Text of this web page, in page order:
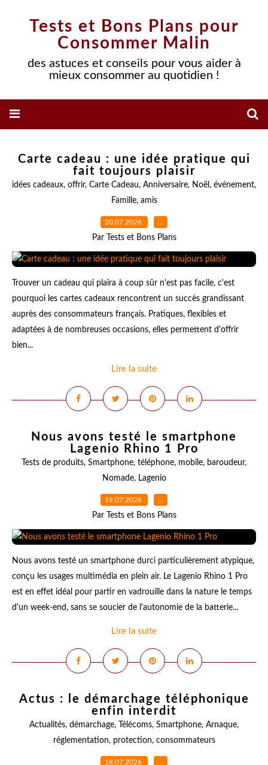
Tests et Bons Plans pour
Consommer Malin
des astuces et conseils pour vous aider à
mieux consommer au quotidien !
Carte cadeau : une idée pratique qui
fait toujours plaisir
idées cadeaux, offrir, Carte Cadeau, Anniversaire, Noël , événement,
Famille, amis
20.07.2026 …
Par Tests et Bons Plans
Trouver un cadeau qui plaira à coup sûr n'est pas facile, c'est
pourquoi les cartes cadeaux rencontrent un succès grandissant
auprès des consommateurs français. Pratiques, flexibles et
adaptées à de nombreuses occasions, elles permettent d'offrir
bien...
Lire la suite
Nous avons testé le smartphone
Lagenio Rhino 1 Pro
Tests de produits, Smartphone, téléphone, mobile, baroudeur,
Nomade, Lagenio
19.07.2026 …
Par Tests et Bons Plans
Nous avons testé un smartphone durci particulièrement atypique,
conçu les usages multimédia en plein air. Le Lagenio Rhino 1 Pro
est en effet idéal pour partir en vadrouille dans la nature le temps
d'un week-end, sans se soucier de l'autonomie de la batterie...
Lire la suite
Actus : le démarchage téléphonique
enfin interdit
Actualités, démarchage, Télécoms, Smartphone, Arnaque,
réglementation, protection, consommateurs
18.07.2026 …